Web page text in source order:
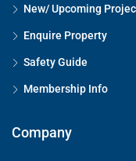
New/ Upcoming
Enquire Property
Safety Guide
Membership Info
Company